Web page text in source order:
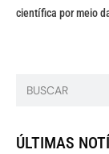
científica por meio
ÚLTIMAS